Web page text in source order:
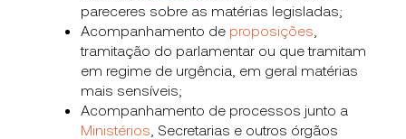
pareceres sobre as matérias legisladas;
Acompanhamento de proposições
tramitação do parlamentar ou que tramitam
em regime de urgência, em geral matérias
mais sensíveis;
Acompanhamento de processos junto a
Ministérios , Secretarias e outros órgãos